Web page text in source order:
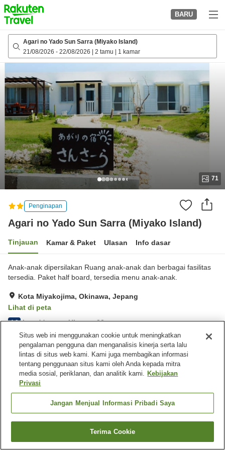
to
top
page
BARU
Agari no Yado Sun Sarra (Miyako Island)
21/08/2026 - 22/08/2026 2 tamu 1 kamar
71
Penginapan
Agari no Yado Sun Sarra (Miyako Island)
Tinjauan Kamar & Paket Ulasan Info dasar
Anak-anak dipersilakan Ruang anak-anak dan berbagai fasilitas
tersedia. Paket half board, tersedia menu anak-anak.
Kota Miyakojima, Okinawa, Jepang
Lihat di peta
4.9 Luar biasa Ulasan:23
Fasilitas properti
Tempat parkir
Spa / Salon kecantikan
Laundry gratis
Jepang Okinawa
Kota Miyakojima
Agari no Yado Sun Sarra (Miyako Island)
Cari kamar
Situs web ini menggunakan cookie untuk meningkatkan
pengalaman pengguna dan menganalisis kinerja serta lalu
lintas di situs web kami. Kami juga membagikan informasi
tentang penggunaan situs kami oleh Anda kepada mitra
media sosial, periklanan, dan analitik kami. Kebijakan
Privasi
Jangan Menjual Informasi Pribadi Saya
Terima Cookie